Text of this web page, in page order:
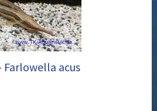
Farlowella acus